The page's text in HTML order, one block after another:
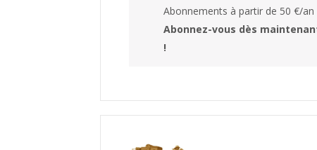
Abonnements à partir de 50 €/an
Abonnez-vous dès
!